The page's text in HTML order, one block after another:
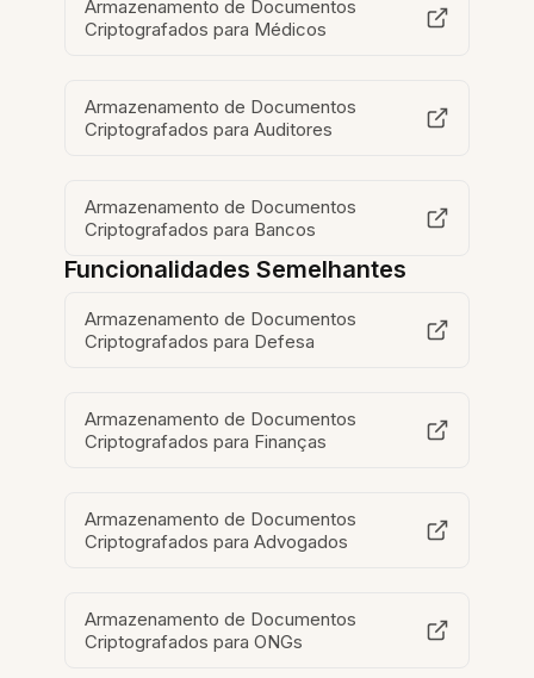
Armazenamento de Documentos
Criptografados para Médicos
Armazenamento de Documentos
Criptografados para Auditores
Armazenamento de Documentos
Criptografados para Bancos
Funcionalidades Semelhantes
Armazenamento de Documentos
Criptografados para Defesa
Armazenamento de Documentos
Criptografados para Finanças
Armazenamento de Documentos
Criptografados para Advogados
Armazenamento de Documentos
Criptografados para ONGs